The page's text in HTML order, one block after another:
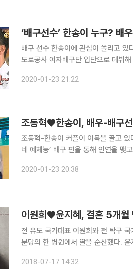
‘배구선수’ 한송이 누구? 배
배구 선수 한송이에 관심이 쏠리고 있다. 한송이는 1984년생으로 올해 나이 37세다. 2002
도로공사 여자배구단 입단으로 데뷔
배구 편을 통해 인연을 맺고 연인으
2020-01-23 21:22
조동혁♥한송이, 배우-배구
조동혁-한송이 커플이 이목을 끌고 있다. 배우 조동혁과 농구선수 한송이는 2016년 KBS2
네 예체능’ 배구 편을 통해 인연을 맺고 연인으로 발전했다.
1977년생으로 올해 나이 44세
2020-01-23 20:38
전 유도 국가대표 이원희와 전 탁구 국가대표 윤
분당의 한 병원에서 딸을 순산했다.
니다"라는 글과 딸 예하양의 사진을
2018-07-17 14:32